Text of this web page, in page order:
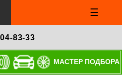
☰
83-33
МАСТЕР ПОДБОРА